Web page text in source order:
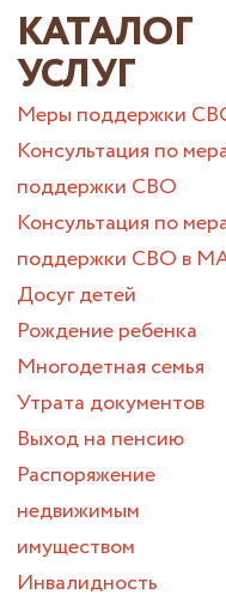
КАТАЛОГ
УСЛУГ
Меры поддержки
Консультация по
поддержки СВО
Консультация по
поддержки СВО в
Досуг детей
Рождение ребенка
Многодетная семья
Утрата документов
Выход на пенсию
Распоряжение
недвижимым
имуществом
Инвалидность